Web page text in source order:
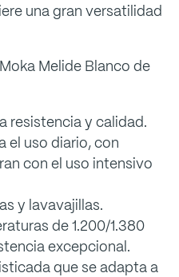
una gran versatilidad
Melide Blanco de
resistencia y calidad.
el uso diario, con
con el uso intensivo
y lavavajillas.
de 1.200/1.380
excepcional.
que se adapta a